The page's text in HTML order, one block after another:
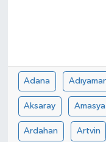
Adana
Aksaray Amasya
Ardahan Artvin